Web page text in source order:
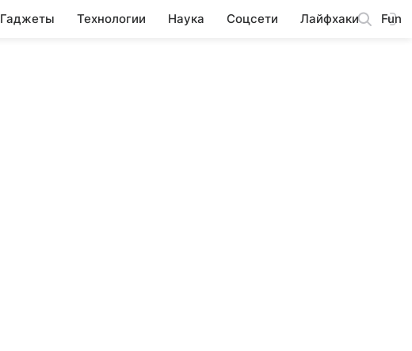
Гаджеты Технологии Наука Соцсети Лайфхаки Fun